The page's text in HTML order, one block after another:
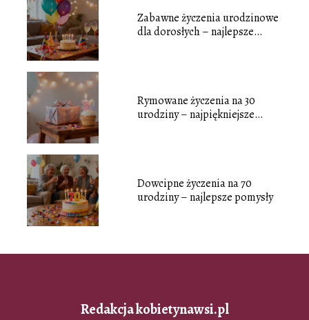
Zabawne życzenia urodzinowe
dla dorosłych – najlepsze
Rymowane życzenia na 30
urodziny – najpiękniejsze
Dowcipne życzenia na 70
urodziny – najlepsze pomysły
Redakcja kobietynawsi.pl